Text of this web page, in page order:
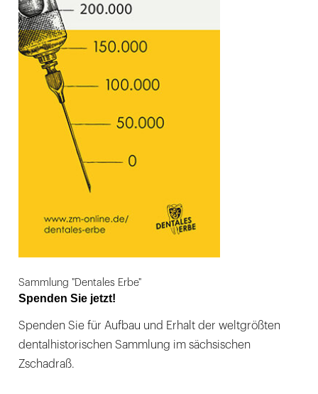
Sammlung "Dentales Erbe"
Spenden Sie jetzt!
Spenden Sie für Aufbau und Erhalt der weltgrößten
dentalhistorischen Sammlung im sächsischen
Zschadraß.